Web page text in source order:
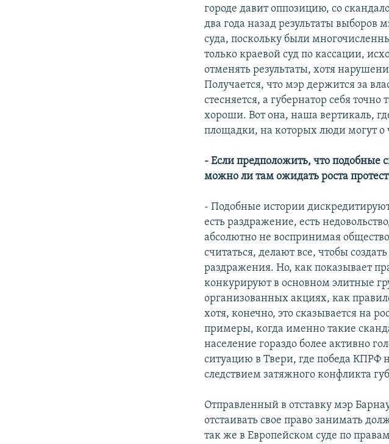
городе давит оппозицию, со
два года назад результаты
суда, поскольку были
только краевой суд по кассации,
отменять результаты, хотя
Получается, что мэр держится за
стесняется, а губернатор себя
хороши. Вот она, наша вертикаль,
площадки, на которых люди могут о
- Если предположить, что подобные
можно ли там ожидать роста
- Подобные истории
есть раздражение, есть
абсолютно не воспринимая
считаться, делают все, чтобы
раздражения. Но, как показывает
конкурируют в основном элитные
организованных акциях, как
хотя, конечно, это сказывается на
примеры, когда именно такие
население гораздо более активно
ситуацию в Твери, где победа КПРФ
следствием затяжного конфликта
Отправленный в отставку мэр
отстаивать свое право занимать
так же в Европейском суде по